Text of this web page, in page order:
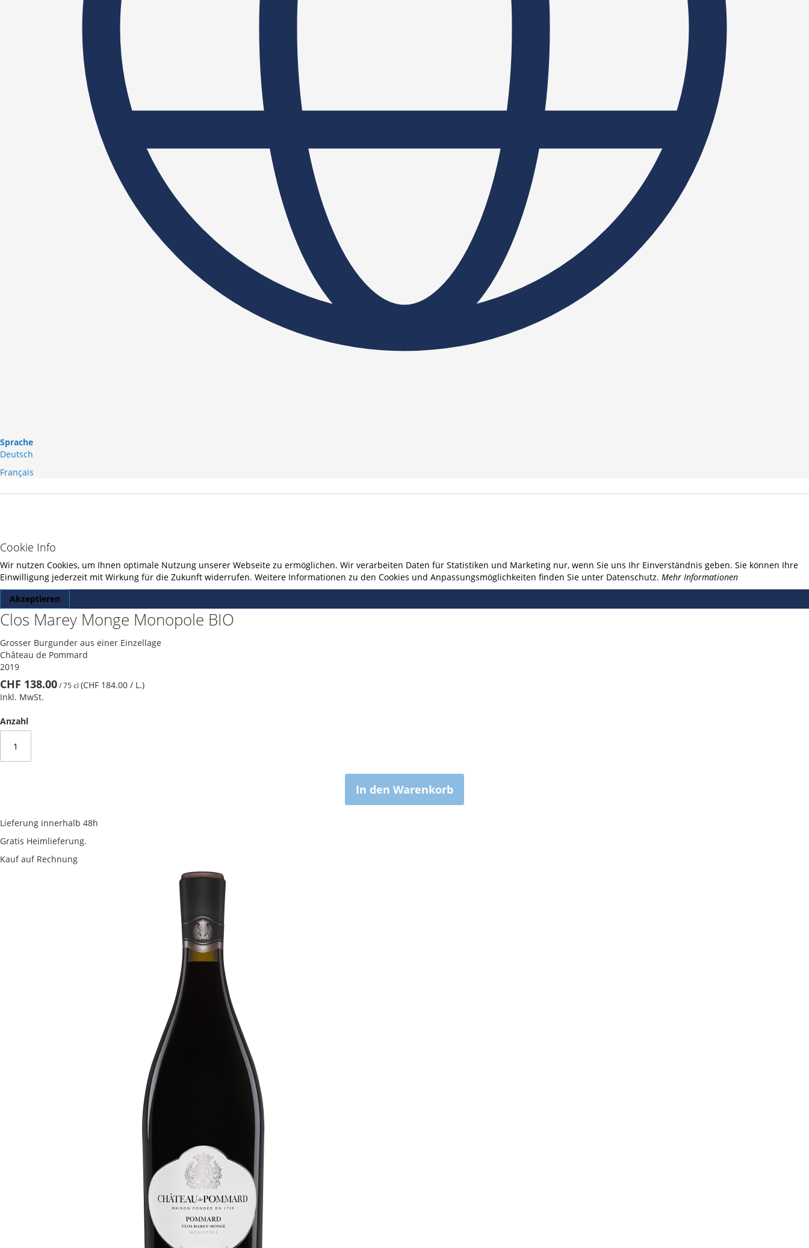
Sprache
Deutsch
Français
Cookie Info
Wir nutzen Cookies, um Ihnen optimale Nutzung unserer Webseite zu ermöglichen. Wir verarbeiten Daten für Statistiken und Marketing nur, wenn Sie uns Ihr Einverständnis geben. Sie können Ihre
Einwilligung jederzeit mit Wirkung für die Zukunft widerrufen. Weitere Informationen zu den Cookies und Anpassungsmöglichkeiten finden Sie unter Datenschutz. Mehr Informationen
Akzeptieren
Clos Marey Monge Monopole BIO
Grosser Burgunder aus einer Einzellage
Château de Pommard
2019
CHF 138.00/75 cl (CHF 184.00 / L.)
Inkl. MwSt.
Anzahl
In den Warenkorb
Lieferung innerhalb 48h
Gratis Heimlieferung.
Kauf auf Rechnung